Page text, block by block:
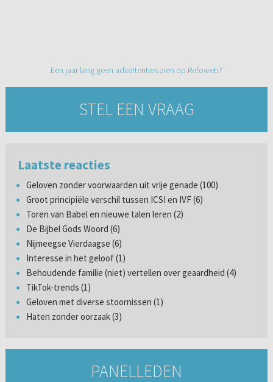
Een jaar lang geen advertenties zien op Refoweb?
STEL EEN VRAAG
Laatste reacties
Geloven zonder voorwaarden uit vrije genade (100)
Groot principiële verschil tussen ICSI en IVF (6)
Toren van Babel en nieuwe talen leren (2)
De Bijbel Gods Woord (6)
Nijmeegse Vierdaagse (6)
Interesse in het geloof (1)
Behoudende familie (niet) vertellen over geaardheid (4)
TikTok-trends (1)
Geloven met diverse stoornissen (1)
Haten zonder oorzaak (3)
PANELLEDEN